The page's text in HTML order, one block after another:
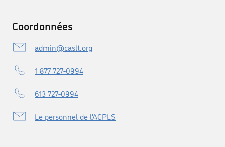
Coordonnées
admin@caslt.org
1 877 727-0994
613 727-0994
Le personnel de l’ACPLS